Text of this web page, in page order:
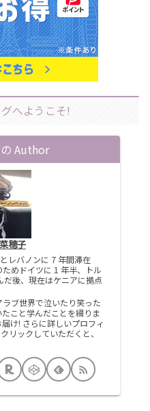
へようこそ!
Author
穂子
レバノンに 7 年間滞在
めドイツに 1 年半、トル
だ後、現在はケニアに拠点
ブ世界で泣いたり笑った
こと学んだことを綴りま
け! さらに詳しいプロフィ
リックしていただくと、